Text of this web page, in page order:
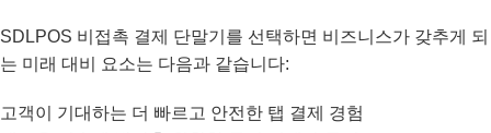
SDLPOS 비접촉 결제 단말기를 선택하면 비즈니스가 갖추게 되
는 미래 대비 요소는 다음과 같습니다:
고객이 기대하는 더 빠르고 안전한 탭 결제 경험